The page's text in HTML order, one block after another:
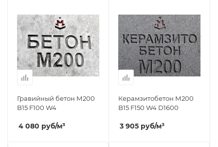
Гравийный бетон М200
B15 F100 W4
4 080 руб/м³
Керамзитобетон М200
B15 F150 W4 D1600
3 905 руб/м³